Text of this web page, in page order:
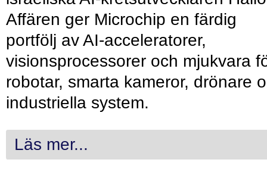
Affären ger Microchip en färdig
portfölj av AI-acceleratorer,
visionsprocessorer och mjukvara
robotar, smarta kameror, drönare
industriella system.
Läs mer...